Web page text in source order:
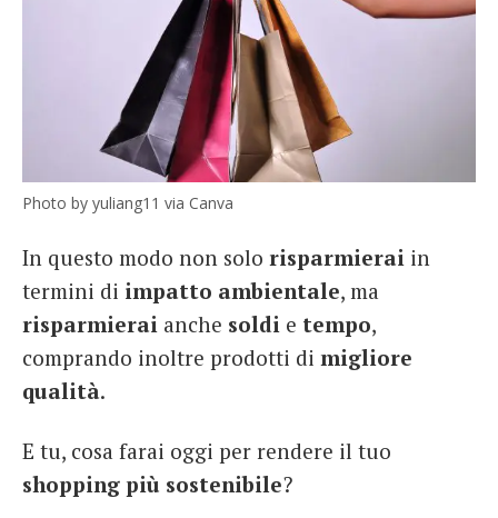
Photo by yuliang11 via Canva
In questo modo non solo risparmierai in
termini di impatto ambientale, ma
risparmierai anche soldi e tempo,
comprando inoltre prodotti di migliore
qualità.
E tu, cosa farai oggi per rendere il tuo
shopping più sostenibile?